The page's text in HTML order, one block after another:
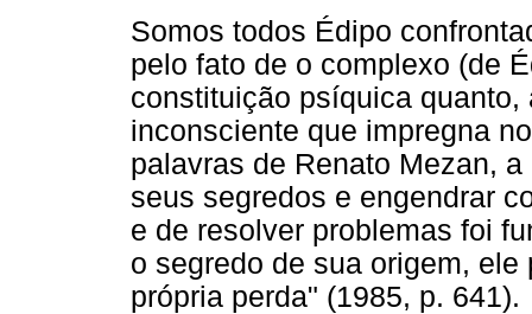
Somos todos Édipo
pelo fato de o complexo (de
constituição psíquica
inconsciente que impregna
palavras de Renato Mezan,
seus segredos e engendrar
e de resolver problemas foi
o segredo de sua origem,
própria perda" (1985, p. 641).